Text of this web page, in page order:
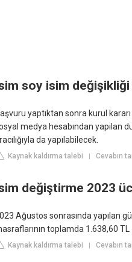
soy isim
yaptıktan sonra kurul
medya hesabından yapılan
da yapılabilecek.
Kaynak kaldırma talebi | Cevabın
değiştirme 2023
Ağustos sonrasında yapılan
toplamda 1.638,60
Kaynak kaldırma talebi | Cevabın